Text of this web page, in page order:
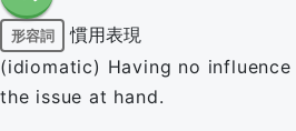
形容詞
慣用表現
(idiomatic) Having no
the issue at hand.